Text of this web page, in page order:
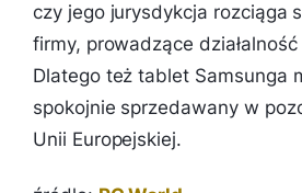
czy jego jurysdykcja rozciąga
firmy, prowadzące
Dlatego też tablet Samsunga
spokojnie sprzedawany w
Unii Europejskiej.